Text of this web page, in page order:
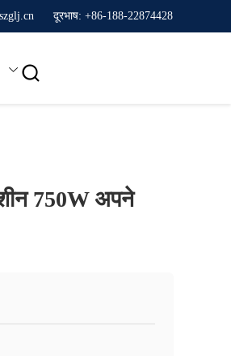
दूरभाष: +86-188-22874428

750W अपने